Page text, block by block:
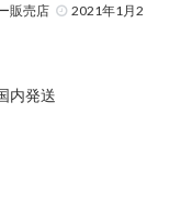
販売店
2021年1月2
内発送